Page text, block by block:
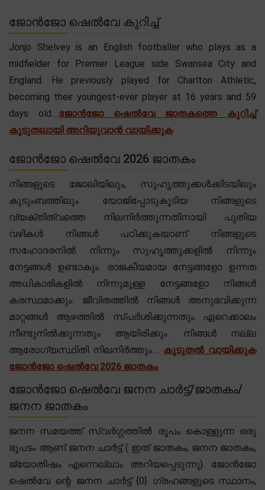
ജോൻജോ ഷെൽവേ കുറിച്ച്
Jonjo Shelvey is an English footballer who plays as a
midfielder for Premier League side Swansea City and
England. He previously played for Charlton Athletic,
becoming their youngest-ever player at 16 years and 59
days old....ജോൻജോ ഷെൽവേ ജാതകത്തെ കുറിച്ച്
കൂടുതലായി അറിയുവാൻ വായിക്കുക
ജോൻജോ ഷെൽവേ 2026 ജാതകം
നിങ്ങളുടെ ജോലിയിലും, സുഹൃത്തുക്കൾക്കിടയിലും
കുടുംബത്തിലും യോജിപ്പോടുകൂടിയ നിങ്ങളുടെ
വ്യക്തിത്വത്തെ നിലനിർത്തുന്നതിനായി പുതിയ
വഴികൾ നിങ്ങൾ പഠിക്കുകയാണ്. നിങ്ങളുടെ
സഹോദരനിൽ നിന്നും സുഹൃത്തുക്കളിൽ നിന്നും
നേട്ടങ്ങൾ ഉണ്ടാകും. രാജകീയമായ നേട്ടങ്ങളോ ഉന്നത
അധികാരികളിൽ നിന്നുമുള്ള നേട്ടങ്ങളോ നിങ്ങൾ
കരസ്ഥമാക്കും. ജീവിതത്തിൽ നിങ്ങൾ അനുഭവിക്കുന്ന
മാറ്റങ്ങൾ ആഴത്തിൽ സ്പർശിക്കുന്നതും ഏറെക്കാലം
നീണ്ടുനിൽക്കുന്നതും ആയിരിക്കും. നിങ്ങൾ നല്ല
ആരോഗ്യസ്ഥിതി നിലനിർത്തും.... കൂടുതൽ വായിക്കുക
ജോൻജോ ഷെൽവേ 2026 ജാതകം
ജോൻജോ ഷെൽവേ ജനന ചാർട്ട്/ജാതകം/
ജനന ജാതകം
ജനന സമയത്ത് സ്വർഗ്ഗത്തിൽ രൂപം കൊള്ളുന്ന ഒരു
ഭൂപടം ആണ് ജനന ചാർട്ട് ( ഇത് ജാതകം, ജനന ജാതകം,
ജ്യോതിഷം എന്നെല്ലാം അറിയപ്പെടുന്നു). ജോൻജോ
ഷെൽവേ ന്റെ ജനന ചാർട്ട് {0} ഗ്രഹങ്ങളുടെ സ്ഥാനം,